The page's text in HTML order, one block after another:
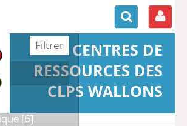
CENTRES DE
RESSOURCES DES
CLPS WALLONS
[6]